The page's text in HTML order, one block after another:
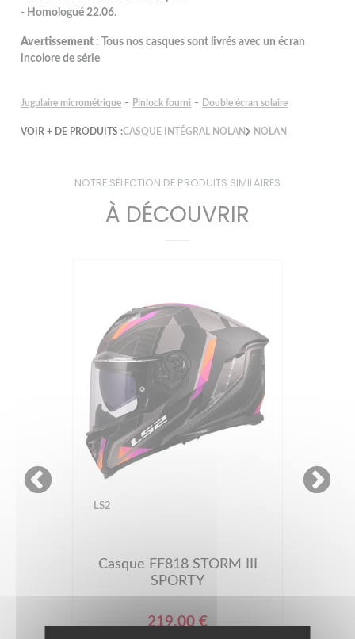
- Homologué 22.06.
Avertissement : Tous nos casques sont livrés avec un écran
incolore de série
Jugulaire micrométrique - Pinlock fourni - Double écran solaire
VOIR + DE PRODUITS :CASQUE INTÉGRAL NOLAN NOLAN
NOTRE SÉLECTION DE PRODUITS SIMILAIRES
À DÉCOUVRIR
NOLAN
Casque N80-8
VERNICIATURA SPECIALE
369.99 €